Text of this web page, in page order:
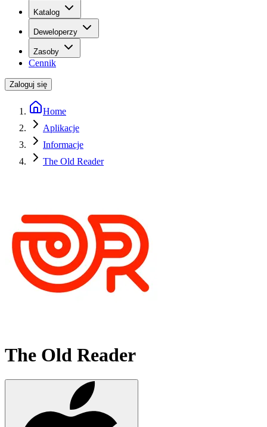
Katalog
Deweloperzy
Zasoby
Cennik
Zaloguj się
Home
Aplikacje
Informacje
The Old Reader
The Old Reader